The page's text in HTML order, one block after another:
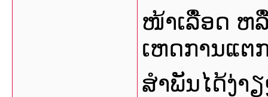
ໜ້າເລືໍອດ ຫ
ເຫດການແຕ
ສໍາພັນໄດ້ງ່າຽ